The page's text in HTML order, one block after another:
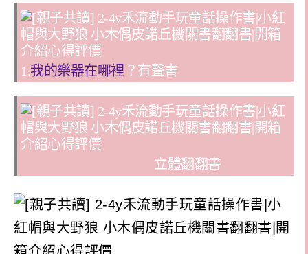
1.我的樂器在哪裡 ？有聲書
立體翻翻書